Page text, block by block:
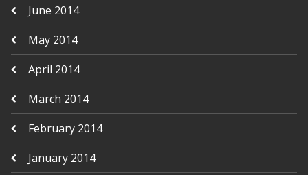
June 2014
May 2014
April 2014
March 2014
February 2014
January 2014